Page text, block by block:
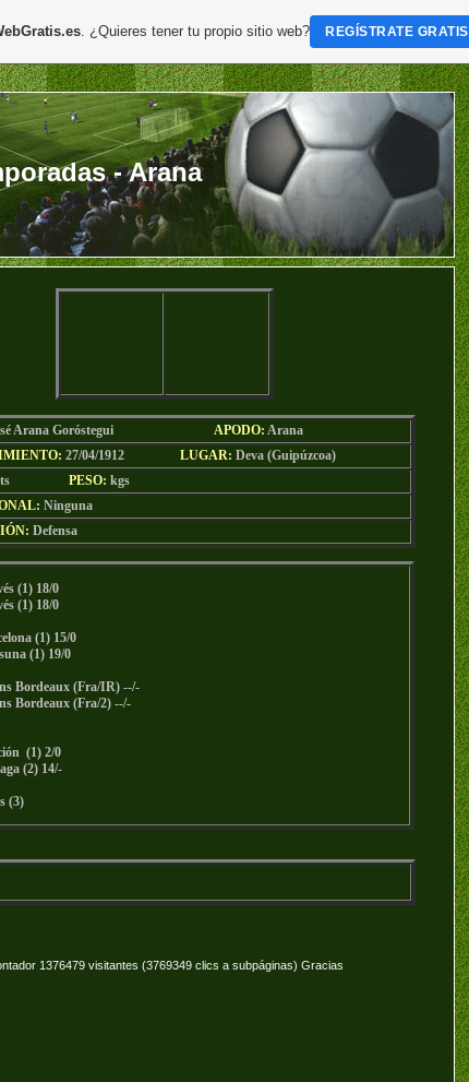
- Arana
Arana Goróstegui APODO: Arana
27/04/1912 LUGAR: Deva (Guipúzcoa)
mts PESO: kgs
Ninguna
Defensa
(1) 18/0
(1) 18/0
(1) 15/0
(1) 19/0
Bordeaux (Fra/IR) --/-
Bordeaux (Fra/2) --/-
(1) 2/0
(2) 14/-
(3)
1376479 visitantes (3769349 clics a subpáginas) Gracias
. ¿Quieres tener tu propio sitio web? REGÍSTRATE GRATIS